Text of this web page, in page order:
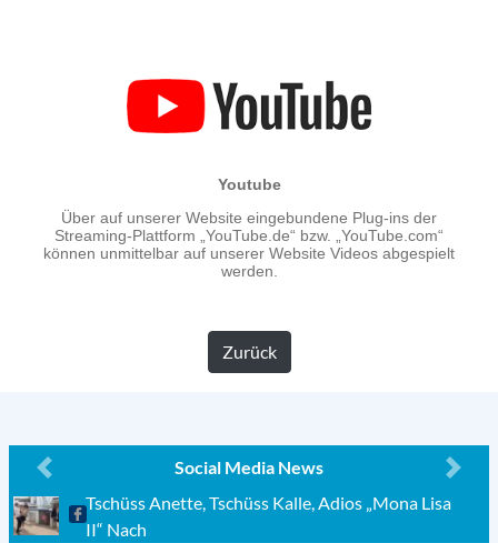
Zurück
Social Media News
Previous
Next
Tschüss Anette, Tschüss Kalle, Adios „Mona Lisa
II“ Nach